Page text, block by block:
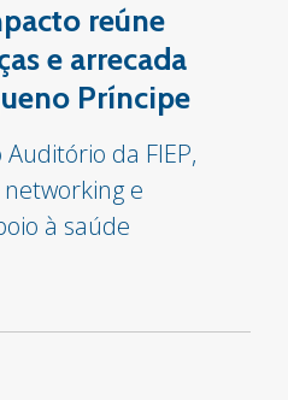
reúne
e arrecada
Príncipe
da FIEP,
e
à saúde